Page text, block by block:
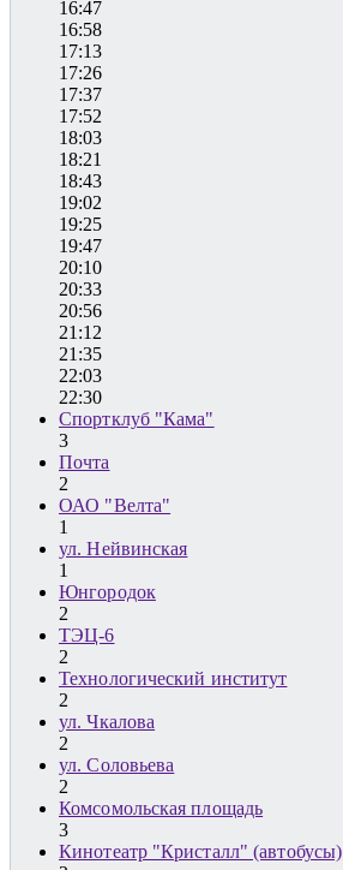
16:47
16:58
17:13
17:26
17:37
17:52
18:03
18:21
18:43
19:02
19:25
19:47
20:10
20:33
20:56
21:12
21:35
22:03
22:30
Спортклуб "Кама"
3
Почта
2
ОАО "Велта"
1
ул. Нейвинская
1
Юнгородок
2
ТЭЦ-6
2
Технологический институт
2
ул. Чкалова
2
ул. Соловьева
2
Комсомольская площадь
3
Кинотеатр "Кристалл" (автобусы)